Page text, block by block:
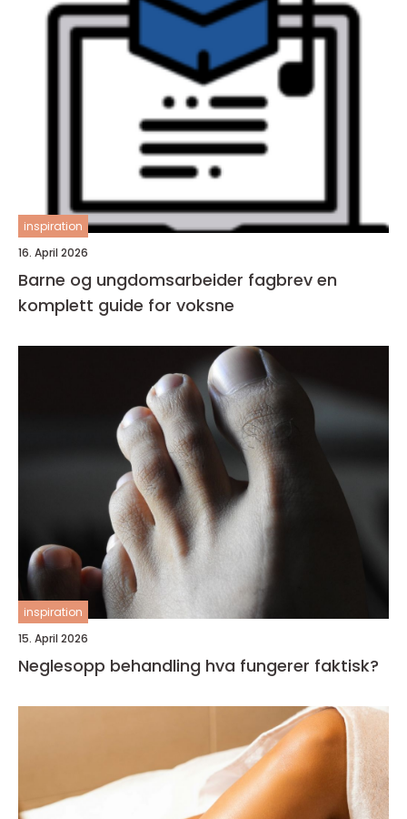
inspiration
16. April 2026
Barne og ungdomsarbeider fagbrev en
komplett guide for voksne
inspiration
15. April 2026
Neglesopp behandling hva fungerer faktisk?